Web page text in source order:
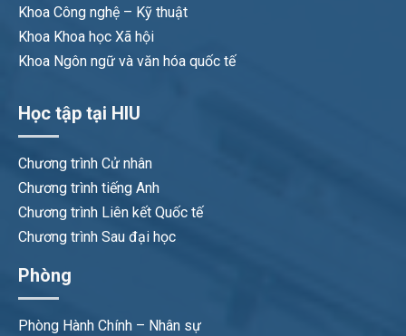
Khoa Công nghệ – Kỹ thuật
Khoa Khoa học Xã hội
Khoa Ngôn ngữ và văn hóa quốc tế
Học tập tại HIU
Chương trình Cử nhân
Chương trình tiếng Anh
Chương trình Liên kết Quốc tế
Chương trình Sau đại học
Phòng
Phòng Hành Chính – Nhân sự